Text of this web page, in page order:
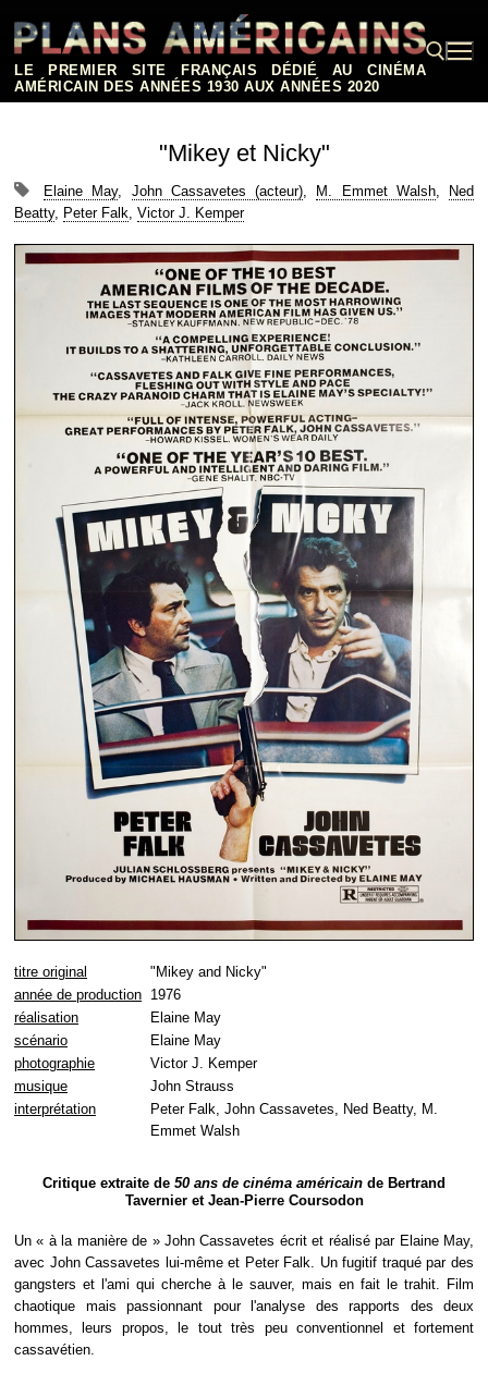
contenu
LE PREMIER SITE FRANÇAIS DÉDIÉ AU CINÉMA
AMÉRICAIN DES ANNÉES 1930 AUX ANNÉES 2020
"Mikey et Nicky"
Elaine May, John Cassavetes (acteur), M. Emmet Walsh,
Ned
Beatty, Peter Falk, Victor J. Kemper
titre original
"Mikey and Nicky"
année de production 1976
réalisation
Elaine May
scénario
Elaine May
photographie
Victor J. Kemper
musique
John Strauss
interprétation
Peter Falk, John Cassavetes, Ned Beatty, M.
Emmet Walsh
Critique extraite de 50 ans de cinéma américain de Bertrand
Tavernier et Jean-Pierre Coursodon
Un « à la manière de » John Cassavetes écrit et réalisé par Elaine May,
avec John Cassavetes lui-même et Peter Falk. Un fugitif traqué par des
gangsters et l'ami qui cherche à le sauver, mais en fait le trahit. Film
chaotique mais passionnant pour l'analyse des rapports des deux
hommes, leurs propos, le tout très peu conventionnel et fortement
cassavétien.